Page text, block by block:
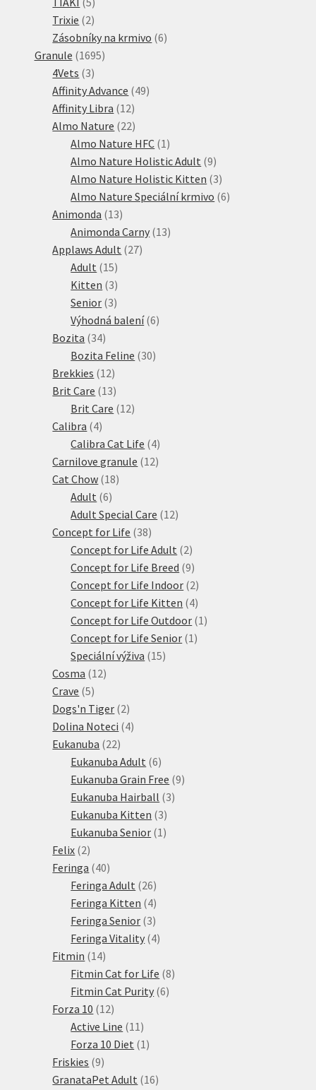
produktů
Trixie 22
produkty
Zásobníky na krmivo 66
Granule 16951695
4Vets 33
produkty
Affinity Advance 4949
Affinity Libra 1212
produktů
Almo Nature 2222
produktů
Almo Nature HFC 1 1
produkt
Almo Nature Holistic Adult 99
produktů
Almo Nature Holistic Kitten 33
produkty
Almo Nature Speciální krmivo 66
Animonda 1313
produktů
Animonda Carny 1313
Applaws Adult 2727
Adult 1515
produktů
Kitten 33
produkty
Senior 33
produkty
Výhodná balení 66
Bozita 3434
produktů
Bozita Feline 3030
Brekkies 1212
produktů
Brit Care 1313
produktů
Brit Care 1212
Calibra 44
produkty
Calibra Cat Life 44
produkty
Carnilove granule 1212
Cat Chow 1818
Adult 66
produktů
Adult Special Care 1212
Concept for Life 3838
produktů
Concept for Life Adult 22
produkty
Concept for Life Breed 99
produktů
Concept for Life Indoor 22
produkty
Concept for Life Kitten 44
produkty
Concept for Life Outdoor 1 1
Concept for Life Senior 1 1
Speciální výživa 1515
Cosma 1212
Crave 55
produktů
Dogs'n Tiger 22
produkty
Dolina Noteci 44
Eukanuba 2222
produktů
Eukanuba Adult 66
produktů
Eukanuba Grain Free 99
Eukanuba Hairball 33
Eukanuba Kitten 33
produkty
Eukanuba Senior 1 1
Felix 22
produkty
Feringa 4040
produktů
Feringa Adult 2626
produktů
Feringa Kitten 44
produkty
Feringa Senior 33
produkty
Feringa Vitality 44
Fitmin 1414
produktů
Fitmin Cat for Life 88
Fitmin Cat Purity 66
Forza 10 1212
produktů
Active Line 11 11
produktů
Forza 10 Diet 1 1
Friskies 99
produktů
GranataPet Adult 1616